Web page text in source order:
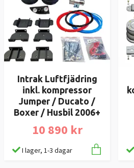
Intrak Luftfjädring
inkl. kompressor
Jumper / Ducato /
Boxer / Husbil 2006+
10 890 kr
I lager, 1-3 dagar